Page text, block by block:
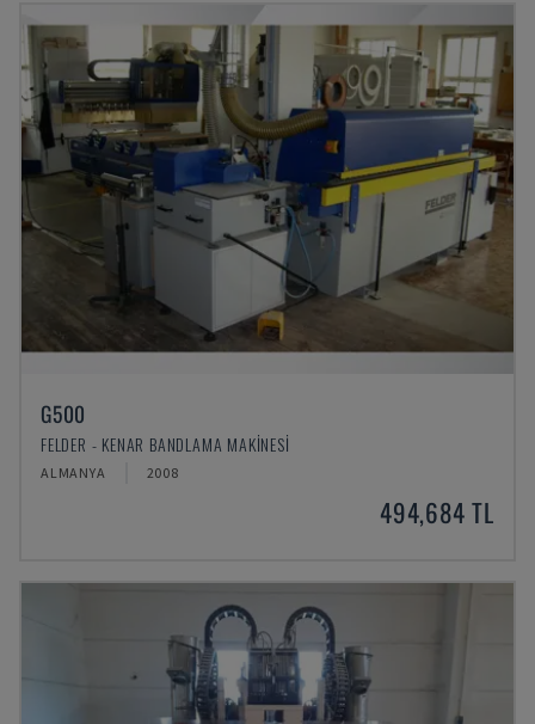
G500
FELDER - KENAR BANDLAMA MAKINESI
ALMANYA 2008
494,684 TL